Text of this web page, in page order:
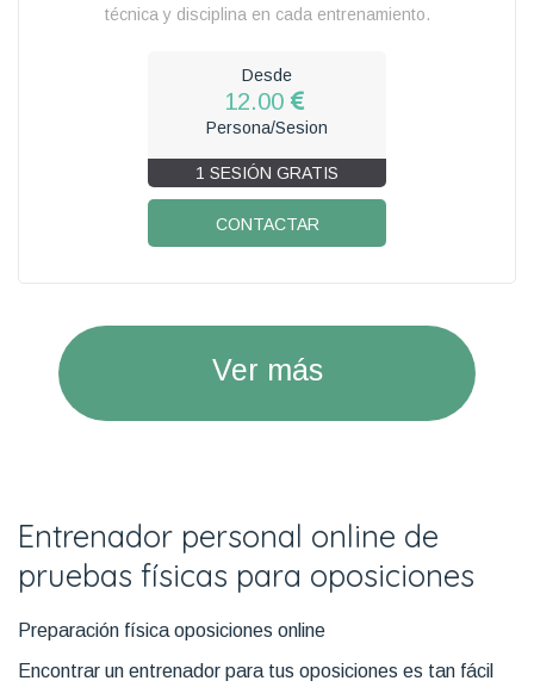
técnica y disciplina en cada entrenamiento.
Desde
12.00
Persona/Sesion
1 SESIÓN GRATIS
CONTACTAR
Ver más
Entrenador personal online de
pruebas físicas para oposiciones
Preparación física oposiciones online
Encontrar un entrenador para tus oposiciones es tan fácil